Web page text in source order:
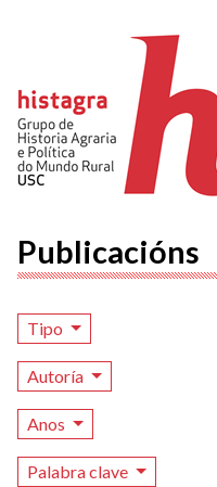
Publicacións
Tipo
Autoría
Anos
Palabra clave